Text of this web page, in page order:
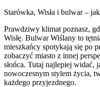
Starówka, Wisła i bulwar –
Prawdziwy klimat poznasz,
Wisłę. Bulwar Wiślany to
mieszkańcy spotykają się po
zobaczyć miasto z innej
słońca. Tutaj najlepiej widać,
nowoczesnym stylem życia,
każdego przyjezdnego.